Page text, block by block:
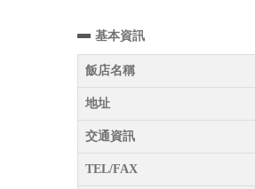
基本資訊
飯店名稱
地址
交通資訊
TEL/FAX